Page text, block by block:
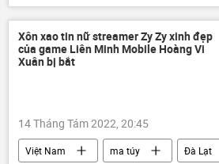
Thế giới
Slovakia
Ukraina
MiG-29
Cuộc khủng hoảng ở Ukraina
viện trợ quân sự
Quân sự
Xôn xao tin nữ streamer Zy Zy xinh đẹp
của game Liên Minh Mobile Hoàng Vi
Xuân bị bắt
14 Tháng Tám 2022, 20:45
Việt Nam ma túy
Đà Lạt